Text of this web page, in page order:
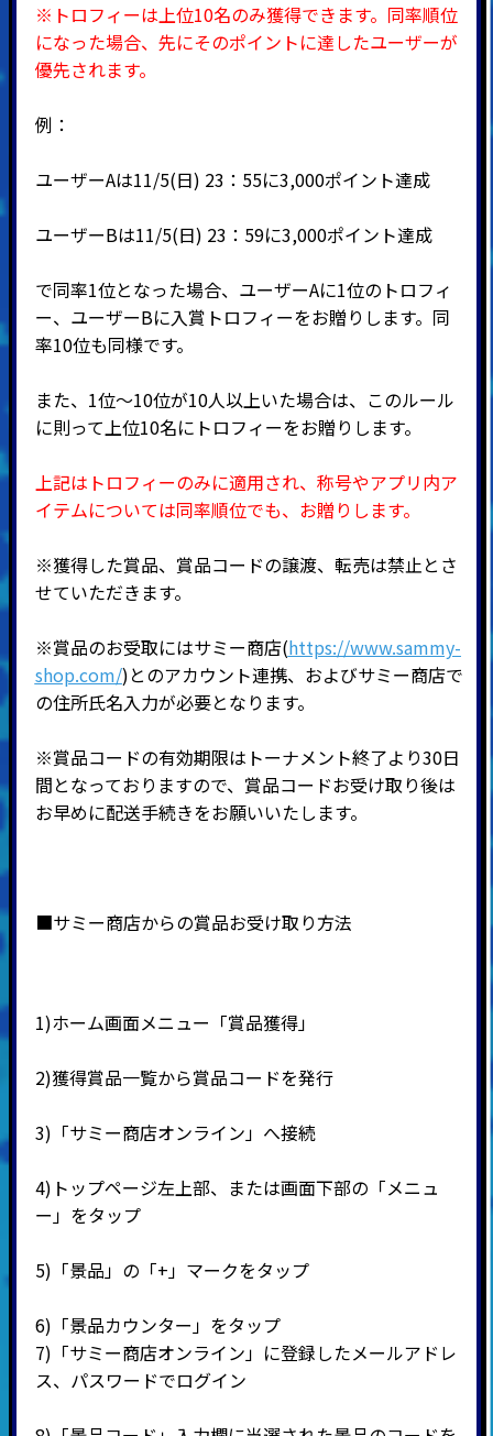
※トロフィーは上位10名のみ獲得できます。 同率順位
になった場合、先にそのポイントに達したユーザーが
優先されます。
例：
ユーザーAは11/5(日) 23：55に3,000ポイント達成
ユーザーBは11/5(日) 23：59に3,000ポイント達成
で同率1位となった場合、ユーザーAに1位のトロフィ
ー、ユーザーBに入賞トロフィーをお贈りします。同
率10位も同様です。
また、1位～10位が10人以上いた場合は、このルール
に則って上位10名にトロフィーをお贈りします。
上記はトロフィーのみに適用され、称号やアプリ内ア
イテムについては同率順位でも、お贈りします。
※獲得した賞品、賞品コードの譲渡、転売は禁止とさ
せていただきます。
※賞品のお受取にはサミー商店(https://www.sammy-
shop.com/)とのアカウント連携、およびサミー商店で
の住所氏名入力が必要となります。
※賞品コードの有効期限はトーナメント終了より30日
間となっておりますので、賞品コードお受け取り後は
お早めに配送手続きをお願いいたします。
■サミー商店からの賞品お受け取り方法
1)ホーム画面メニュー「賞品獲得」
2)獲得賞品一覧から賞品コードを発行
3) 「サミー商店オンライン」へ接続
4) トップページ左上部、または画面下部の「メニュ
ー」をタップ
5) 「景品」の「+」マークをタップ
6) 「景品カウンター」をタップ
7) 「サミー商店オンライン」に登録したメールアドレ
ス、パスワードでログイン